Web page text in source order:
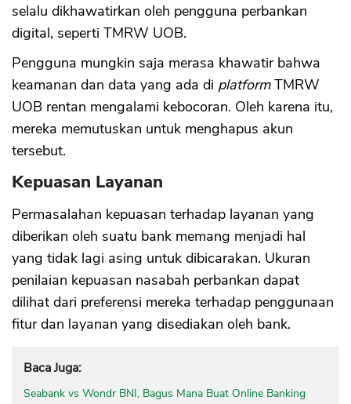
selalu dikhawatirkan oleh pengguna perbankan
digital, seperti TMRW UOB.
Pengguna mungkin saja merasa khawatir bahwa
keamanan dan data yang ada di platformTMRW
UOB rentan mengalami kebocoran. Oleh karena itu,
mereka memutuskan untuk menghapus akun
tersebut.
Kepuasan Layanan
Permasalahan kepuasan terhadap layanan yang
diberikan oleh suatu bank memang menjadi hal
yang tidak lagi asing untuk dibicarakan. Ukuran
penilaian kepuasan nasabah perbankan dapat
dilihat dari preferensi mereka terhadap penggunaan
fitur dan layanan yang disediakan oleh bank.
Baca Juga:
Seabank vs Wondr BNI, Bagus Mana Buat Online Banking